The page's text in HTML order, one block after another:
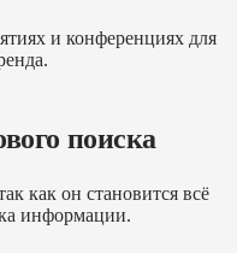
и конференциях для
поиска
как он становится всё
информации.